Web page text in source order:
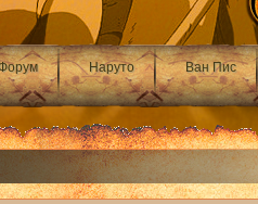
Наруто Ван Пис